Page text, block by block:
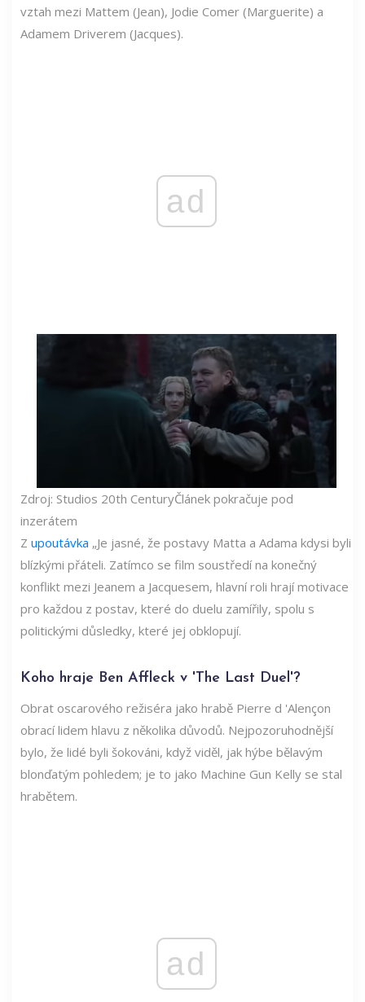
vztah mezi Mattem (Jean), Jodie Comer (Marguerite) a
Adamem Driverem (Jacques).
ad
Zdroj: Studios 20th CenturyČlánek pokračuje pod
inzerátem
Z upoutávka „Je jasné, že postavy Matta a Adama kdysi byli
blízkými přáteli. Zatímco se film soustředí na konečný
konflikt mezi Jeanem a Jacquesem, hlavní roli hrají motivace
pro každou z postav, které do duelu zamířily, spolu s
politickými důsledky, které jej obklopují.
Koho hraje Ben Affleck v 'The Last Duel'?
Obrat oscarového režiséra jako hrabě Pierre d 'Alençon
obrací lidem hlavu z několika důvodů. Nejpozoruhodnější
bylo, že lidé byli šokováni, když viděl, jak hýbe bělavým
blonďatým pohledem; je to jako Machine Gun Kelly se stal
hrabětem.
ad